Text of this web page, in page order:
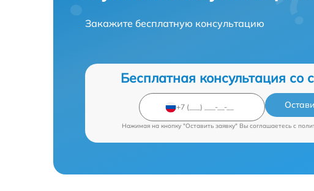
Закажите бесплатную консультацию
Бесплатная консультация со
Нажимая на кнопку "Оставить заявку" Вы соглашаетесь c